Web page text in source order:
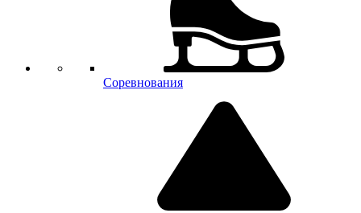
Соревнования